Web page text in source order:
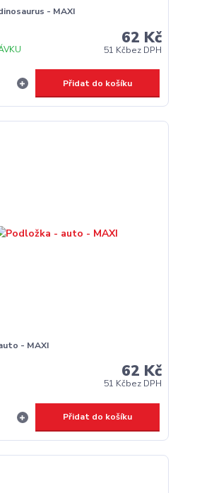
- MAXI
62 Kč
51 Kčbez DPH
Přidat do košíku
- MAXI
62 Kč
51 Kčbez DPH
Přidat do košíku